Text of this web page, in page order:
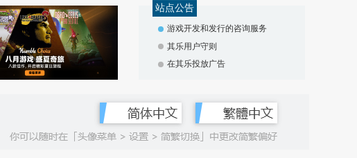
站点公告
游戏开发和发行的咨询服务
其乐用户守则
在其乐投放广告